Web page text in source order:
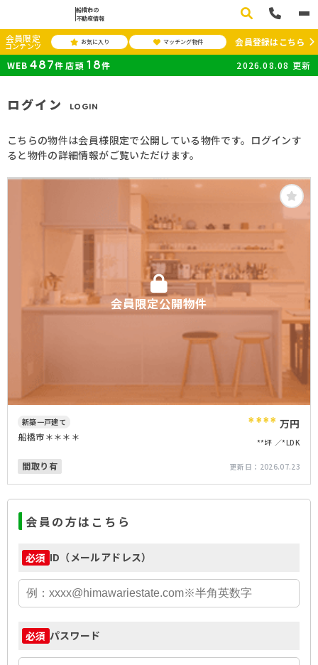
船橋市の
不動産情報
会員限定
コンテンツ お気に入り マッチング物件
会員登録はこちら
WEB 487件 店頭 18件 2026.08.08 更新
ログイン LOGIN
こちらの物件は会員様限定で公開している物件です。ログインす
ると物件の詳細情報がご覧いただけます。
会員限定公開物件
新築一戸建て
船橋市＊＊＊＊ **** 万円
**坪 *LDK
間取り有 更新日： 2026.07.23
会員の方はこちら
必須 ID（メールアドレス）
必須 パスワード